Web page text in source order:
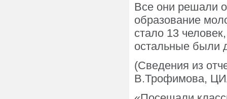
Все они решали
образование
стало 13
остальные были
(Сведения из
В.Трофимова,